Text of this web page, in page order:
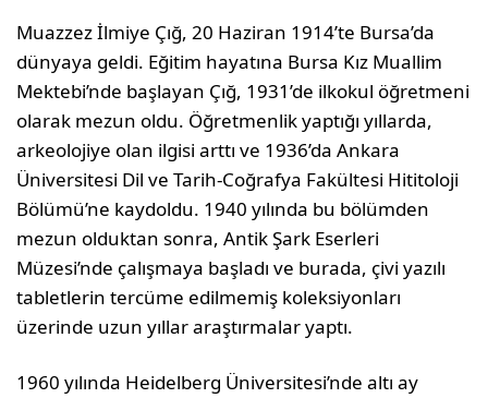
Muazzez İlmiye Çığ, 20 Haziran 1914’te Bursa’da
dünyaya geldi. Eğitim hayatına Bursa Kız Muallim
Mektebi’nde başlayan Çığ, 1931’de ilkokul öğretmeni
olarak mezun oldu. Öğretmenlik yaptığı yıllarda,
arkeolojiye olan ilgisi arttı ve 1936’da Ankara
Üniversitesi Dil ve Tarih-Coğrafya Fakültesi Hititoloji
Bölümü’ne kaydoldu. 1940 yılında bu bölümden
mezun olduktan sonra, Antik Şark Eserleri
Müzesi’nde çalışmaya başladı ve burada, çivi yazılı
tabletlerin tercüme edilmemiş koleksiyonları
üzerinde uzun yıllar araştırmalar yaptı.
1960 yılında Heidelberg Üniversitesi’nde altı ay